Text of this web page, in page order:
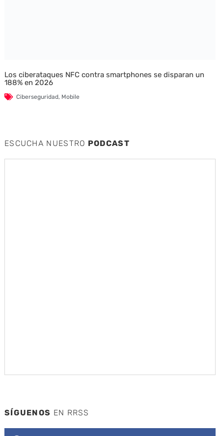
Los ciberataques NFC contra smartphones se disparan un
188% en 2026
Ciberseguridad, Mobile
ESCUCHA NUESTRO PODCAST
SÍGUENOS EN RRSS